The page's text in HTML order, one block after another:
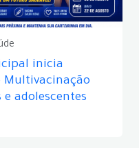
inicia
Multivacinação
adolescentes